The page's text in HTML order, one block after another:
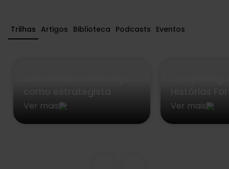
Trilhas Artigos Biblioteca Podcasts Eventos
Ver mais Ver mais